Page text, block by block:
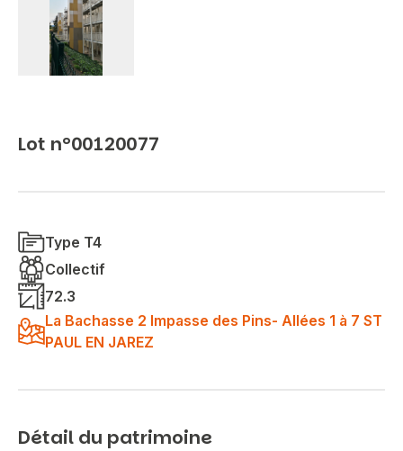
Lot n°00120077
Type T4
Collectif
72.3
La Bachasse 2 Impasse des Pins- Allées 1 à 7 ST
PAUL EN JAREZ
Détail du patrimoine